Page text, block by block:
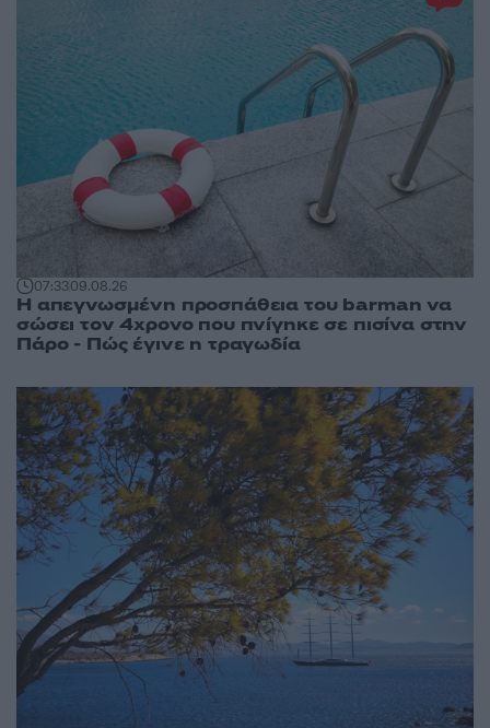
07:3309.08.26
Η απεγνωσμένη προσπάθεια του barman να
σώσει τον 4χρονο που πνίγηκε σε πισίνα στην
Πάρο - Πώς έγινε η τραγωδία